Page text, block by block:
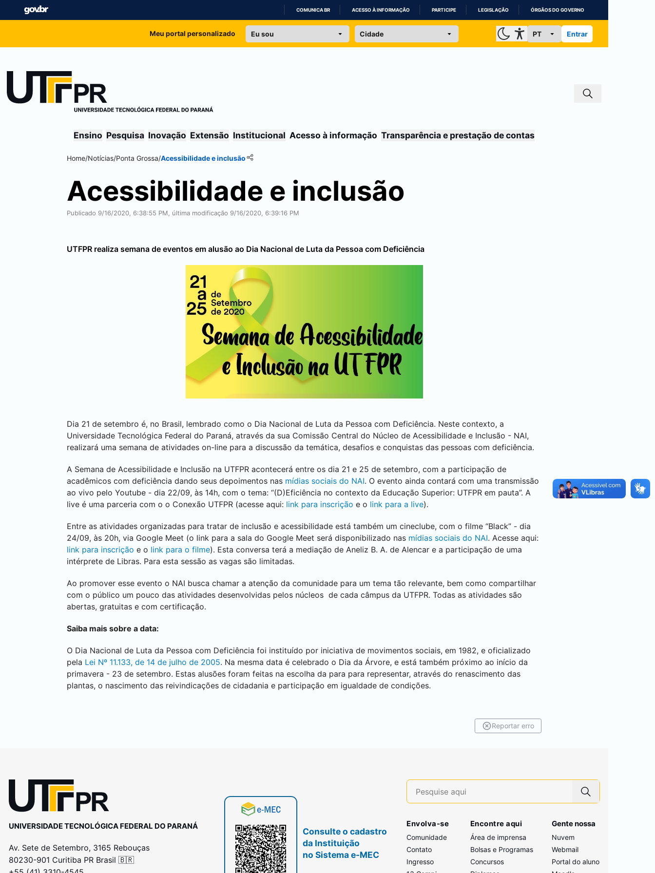
IR
COMUNICA BR ACESSO À INFORMAÇÃO PARTICIPE LEGISLAÇÃO ÓRGÃOS DO GOVERNO
Meu portal personalizado Entrar
Ensino Pesquisa Inovação Extensão Institucional Acesso à informação Transparência e prestação de contas
Home/Notícias/Ponta Grossa/Acessibilidade e inclusão
Acessibilidade e inclusão
Publicado 9/16/2020, 6:38:55 PM, última modificação 9/16/2020, 6:39:16 PM
UTFPR realiza semana de eventos em alusão ao Dia Nacional de Luta da Pessoa com Deficiência
Dia 21 de setembro é, no Brasil, lembrado como o Dia Nacional de Luta da Pessoa com Deficiência. Neste contexto, a
Universidade Tecnológica Federal do Paraná, através da sua Comissão Central do Núcleo de Acessibilidade e Inclusão - NAI,
realizará uma semana de atividades on-line para a discussão da temática, desafios e conquistas das pessoas com deficiência.
A Semana de Acessibilidade e Inclusão na UTFPR acontecerá entre os dia 21 e 25 de setembro, com a participação de
acadêmicos com deficiência dando seus depoimentos nas mídias sociais do NAI. O evento ainda contará com uma transmissão
ao vivo pelo Youtube - dia 22/09, às 14h, com o tema: “(D)Eficiência no contexto da Educação Superior: UTFPR em pauta”. A
live é uma parceria com o o Conexão UTFPR (acesse aqui: link para inscrição e o link para a live).
Entre as atividades organizadas para tratar de inclusão e acessibilidade está também um cineclube, com o filme “Black” - dia
24/09, às 20h, via Google Meet (o link para a sala do Google Meet será disponibilizado nas mídias sociais do NAI. Acesse aqui:
link para inscrição e o link para o filme). Esta conversa terá a mediação de Aneliz B. A. de Alencar e a participação de uma
intérprete de Libras. Para esta sessão as vagas são limitadas.
Ao promover esse evento o NAI busca chamar a atenção da comunidade para um tema tão relevante, bem como compartilhar
com o público um pouco das atividades desenvolvidas pelos núcleos de cada câmpus da UTFPR. Todas as atividades são
abertas, gratuitas e com certificação.
Saiba mais sobre a data:
O Dia Nacional de Luta da Pessoa com Deficiência foi instituído por iniciativa de movimentos sociais, em 1982, e oficializado
pela Lei Nº 11.133, de 14 de julho de 2005. Na mesma data é celebrado o Dia da Árvore, e está também próximo ao início da
primavera - 23 de setembro. Estas alusões foram feitas na escolha da para para representar, através do renascimento das
plantas, o nascimento das reivindicações de cidadania e participação em igualdade de condições.
Reportar erro
UNIVERSIDADE TECNOLÓGICA FEDERAL DO PARANÁ
Av. Sete de Setembro, 3165 Rebouças
80230-901 Curitiba PR Brasil 🇧🇷
Consulte o cadastro
da Instituição
no Sistema e-MEC
Envolva-se
Comunidade
Contato
Ingresso
Encontre aqui
Área de imprensa
Bolsas e Programas
Concursos
Gente nossa
Nuvem
Webmail
Portal do aluno